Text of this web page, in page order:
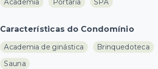
Academia Portaria SPA
Características do Condomínio
Academia de ginástica Brinquedoteca
Sauna